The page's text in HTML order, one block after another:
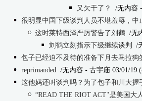
又欠干了？
/无内容
很明显中国下级谈判人员不堪羞辱，中
这时莱特西泽严厉警告了刘鹤 /无
刘鹤立刻指示下级继续谈判
/
包子已经迫不及待的准备下月去马拉狗
reprimanded /无内容 - 古宇庙 03/01/19
这他妈还叫谈判吗？为了包子和川大握
“READ THE RIOT ACT"是美国大